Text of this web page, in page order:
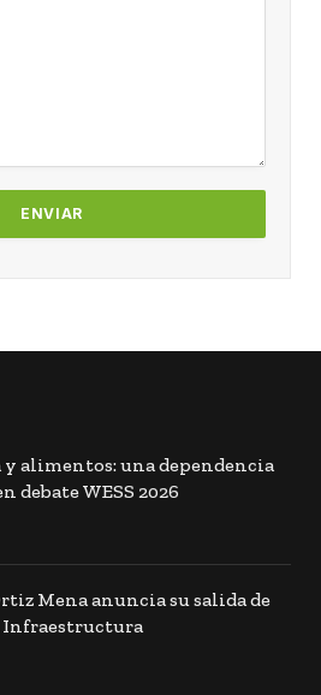
y alimentos: una dependencia
debate WESS 2026
Mena anuncia su salida de
Infraestructura